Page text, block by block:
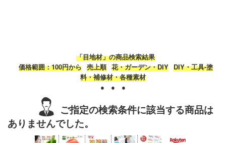
「目地材」の商品検索結果
価格範囲：100円から 売上順 花・ガーデン・DIY DIY・工具-塗
料・補修材・各種素材
● ● ●
ご指定の検索条件に該当する商品は
ありませんでした。